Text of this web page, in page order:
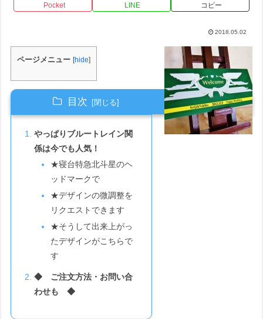
Pocket LINE コピー
2018.05.02
ページメニュー [hide]
目次
やっぱりブルートレイン関
係は今でも人気！
★寝台特急北斗星のヘ
ッドマークで
★デザインの微調整を
リクエストできます
★そうして出来上がっ
たデザインがこちらで
す
◆ ご注文方法・お問い合
わせも ◆